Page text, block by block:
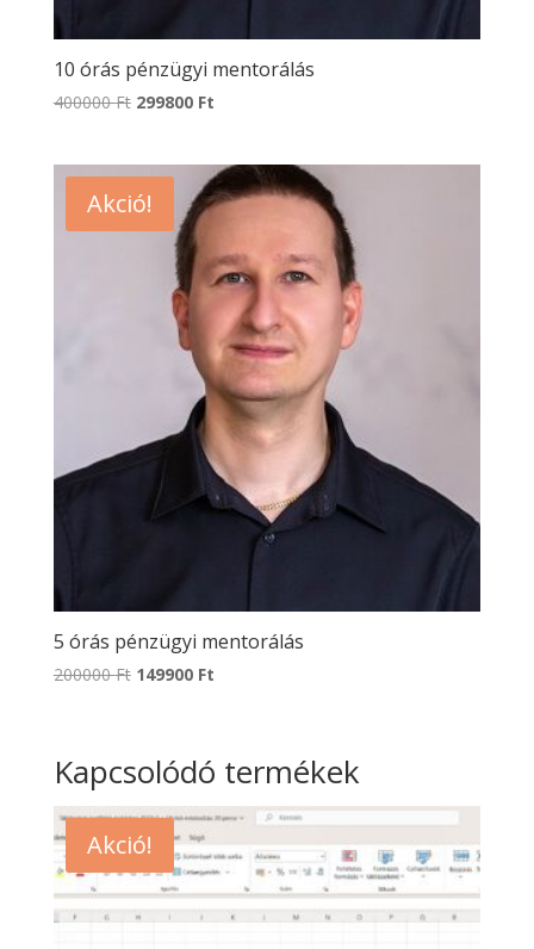
10 órás pénzügyi mentorálás
400000Ft Original
400000 Ft.
299800 FtCurrent
299800 Ft.
Akció!
5 órás pénzügyi mentorálás
200000Ft Original
149900 FtCurrent
Kapcsolódó termékek
Akció!